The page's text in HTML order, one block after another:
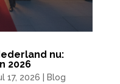
nu:
2026
17, 2026 Blog